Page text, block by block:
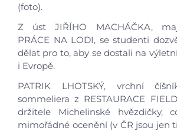
(foto).
Z úst JIŘÍHO MACHÁČKA,
PRÁCE NA LODI, se studenti
dělat pro to, aby se dostali na
i Evropě.
PATRIK LHOTSKÝ, vrchní
sommeliera z RESTAURACE
držitele Michelinské hvězdičky,
mimořádné ocenění (v ČR jsou jen